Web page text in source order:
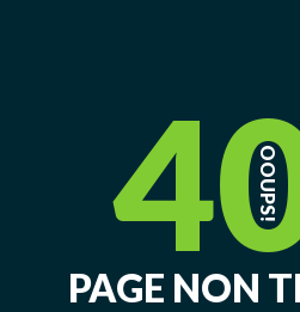
OOUPS!
PAGE NON